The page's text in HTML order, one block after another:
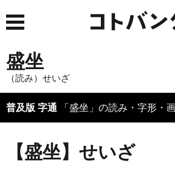
盛坐
（読み）せいざ
普及版 字通 「盛坐」の読み・字形・
【盛坐】せいざ